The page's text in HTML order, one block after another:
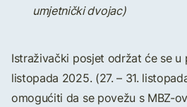
umjetnički dvojac)
Istraživački posjet održat će se u
listopada 2025. (27. – 31.
omogućiti da se povežu s MBZ-